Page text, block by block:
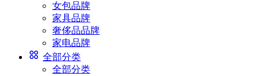
女包品牌
家具品牌
奢侈品品牌
家电品牌
全部分类
全部分类